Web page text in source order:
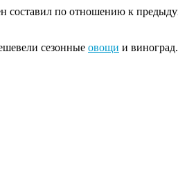
составил по отношению к
сезонные овощи и